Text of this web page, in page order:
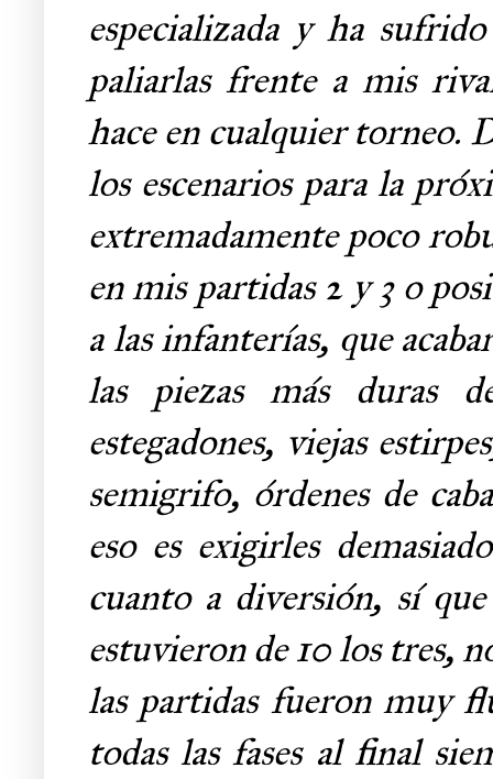
especializada y ha
paliarlas frente a mis
hace en cualquier torneo.
los escenarios para la
extremadamente poco
en mis partidas 2 y 3 o
a las infanterías, que
las piezas más duras
estegadones, viejas
semigrifo, órdenes de
eso es exigirles
cuanto a diversión, sí
estuvieron de 10 los tres,
las partidas fueron muy
todas las fases al final